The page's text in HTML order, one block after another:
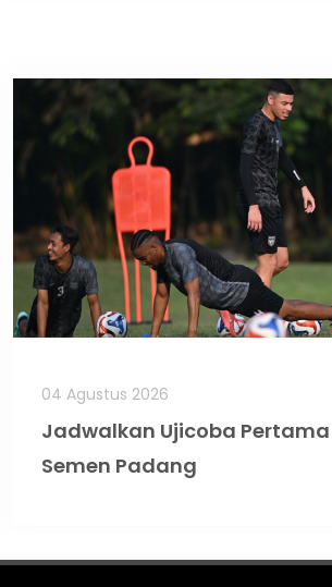
04 Agustus 2026
Jadwalkan Ujicoba
Semen Padang